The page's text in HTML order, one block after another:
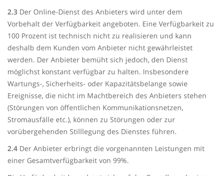
2.3 Der Online-Dienst des Anbieters wird unter dem
Vorbehalt der Verfügbarkeit angeboten. Eine Verfügbarkeit zu
100 Prozent ist technisch nicht zu realisieren und kann
deshalb dem Kunden vom Anbieter nicht gewährleistet
werden. Der Anbieter bemüht sich jedoch, den Dienst
möglichst konstant verfügbar zu halten. Insbesondere
Wartungs-, Sicherheits- oder Kapazitätsbelange sowie
Ereignisse, die nicht im Machtbereich des Anbieters stehen
(Störungen von öffentlichen Kommunikationsnetzen,
Stromausfälle etc.), können zu Störungen oder zur
vorübergehenden Stilllegung des Dienstes führen.
2.4 Der Anbieter erbringt die vorgenannten Leistungen mit
einer Gesamtverfügbarkeit von 99%.